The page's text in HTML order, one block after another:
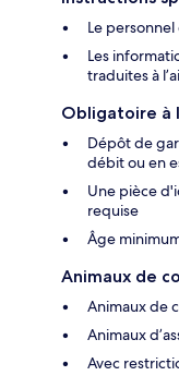
Le
Les
traduites à
Obligatoire à
Dépôt de
débit ou en
Une pièce
requise
Âge
Animaux de
Animaux de
Animaux
Avec